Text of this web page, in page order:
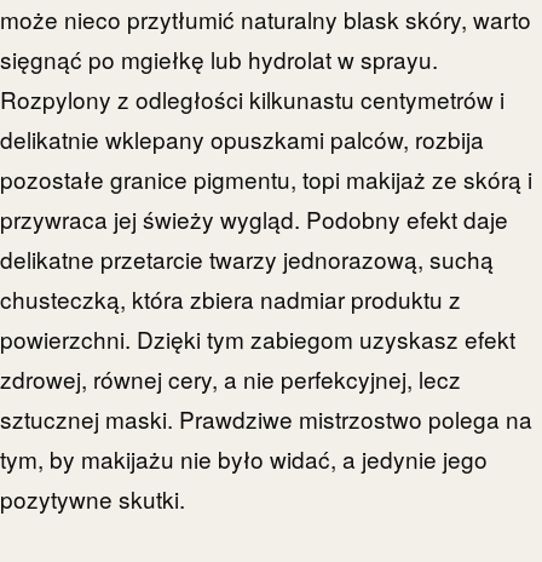
może nieco przytłumić naturalny blask skóry, warto
sięgnąć po mgiełkę lub hydrolat w sprayu.
Rozpylony z odległości kilkunastu centymetrów i
delikatnie wklepany opuszkami palców, rozbija
pozostałe granice pigmentu, topi makijaż ze skórą i
przywraca jej świeży wygląd. Podobny efekt daje
delikatne przetarcie twarzy jednorazową, suchą
chusteczką, która zbiera nadmiar produktu z
powierzchni. Dzięki tym zabiegom uzyskasz efekt
zdrowej, równej cery, a nie perfekcyjnej, lecz
sztucznej maski. Prawdziwe mistrzostwo polega na
tym, by makijażu nie było widać, a jedynie jego
pozytywne skutki.